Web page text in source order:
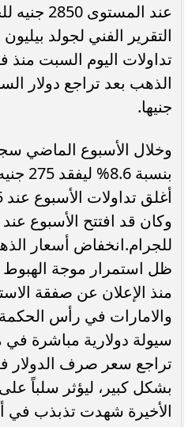
عند
تداولات اليوم السبت منذ
جنيها.
وخلال الأسبوع الماضي
للجرام.انخفاض أسعار
ظل استمرار موجة
منذ الإعلان عن صفقة
والامارات في رأس
سيولة دولارية مباشرة
تراجع سعر صرف الدولار
بشكل كبير، ليؤثر سلباً
الأخيرة شهدت تذبذب في